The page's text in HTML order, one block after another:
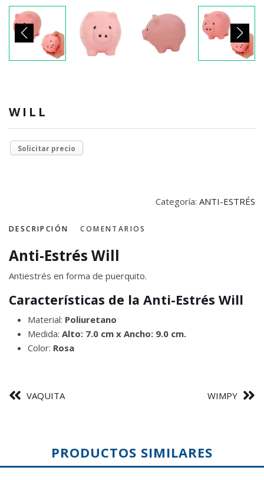
WILL
Solicitar precio
Categoría: ANTI-ESTRÉS
DESCRIPCIÓN COMENTARIOS
Anti-Estrés Will
Antiestrés en forma de puerquito.
Características de la Anti-Estrés Will
Material: Poliuretano
Medida: Alto: 7.0 cm x Ancho: 9.0 cm.
Color: Rosa
VAQUITA WIMPY
PRODUCTOS SIMILARES